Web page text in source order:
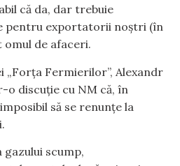
că da, dar trebuie
pentru exportatorii noștri (în
omul de afaceri.
„Forța Fermierilor”, Alexandr
o discuție cu NM că, în
să se renunțe la
gazului scump,